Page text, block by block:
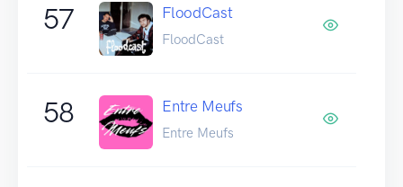
57 FloodCast
FloodCast
58 Entre Meufs
Entre Meufs